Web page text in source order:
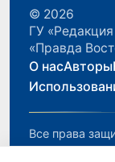
© 2026
ГУ «Редакция
«Правда
О насАвторы
Все права